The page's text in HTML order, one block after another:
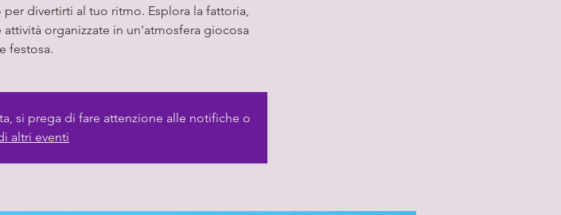
divertirti al tuo ritmo. Esplora la fattoria,
organizzate in un'atmosfera giocosa
e festosa.
si prega di fare attenzione alle notifiche o
altri eventi